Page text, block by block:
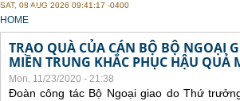
BUSINESS
SAT, 08 AUG 2026 09:41:17 -0400
YOU ARE HERE
HOME
TRAO QUÀ CỦA CÁN BỘ BỘ NGOẠI
MIỀN TRUNG KHẮC PHỤC HẬU QUẢ
Mon, 11/23/2020 - 21:38
Đoàn công tác Bộ Ngoại giao do Thứ